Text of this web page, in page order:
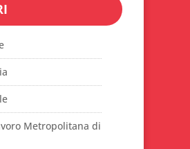
Metropolitana di